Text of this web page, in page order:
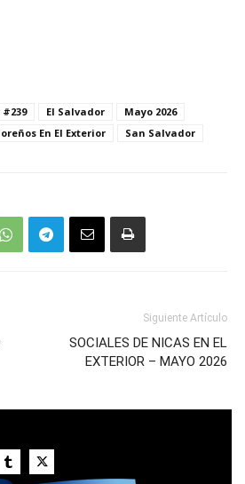
El Salvador
Mayo 2026
En El Exterior San Salvador
Siguiente Artículo
SOCIALES DE NICAS EN EL
EXTERIOR – MAYO 2026